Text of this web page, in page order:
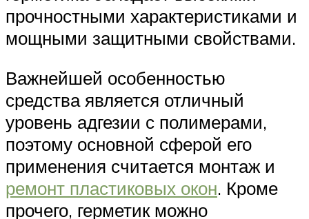
прочностными характеристиками и
мощными защитными свойствами.
Важнейшей особенностью
средства является отличный
уровень адгезии с полимерами,
поэтому основной сферой его
применения считается монтаж и
ремонт пластиковых окон. Кроме
прочего, герметик можно